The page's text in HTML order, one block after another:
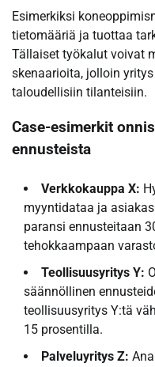
Esimerkiksi
tietomääriä ja tuottaa
Tällaiset työkalut voivat
skenaarioita, jolloin
taloudellisiin tilanteisiin.
Case-esimerkit
ennusteista
Verkkokauppa X:
myyntidataa ja
paransi ennusteitaan
tehokkaampaan
Teollisuusyritys Y:
säännöllinen
teollisuusyritys Y:tä
15 prosentilla.
Palveluyritys Z: